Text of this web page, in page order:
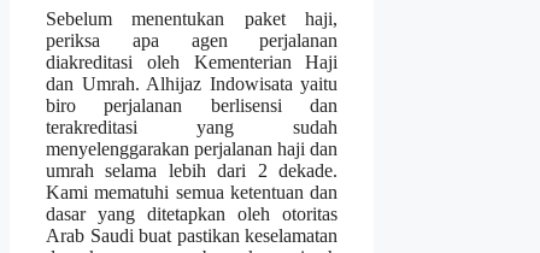
Sebelum menentukan paket haji,
periksa apa agen perjalanan
diakreditasi oleh Kementerian Haji
dan Umrah. Alhijaz Indowisata yaitu
biro perjalanan berlisensi dan
terakreditasi yang sudah
menyelenggarakan perjalanan haji dan
umrah selama lebih dari 2 dekade.
Kami mematuhi semua ketentuan dan
dasar yang ditetapkan oleh otoritas
Arab Saudi buat pastikan keselamatan